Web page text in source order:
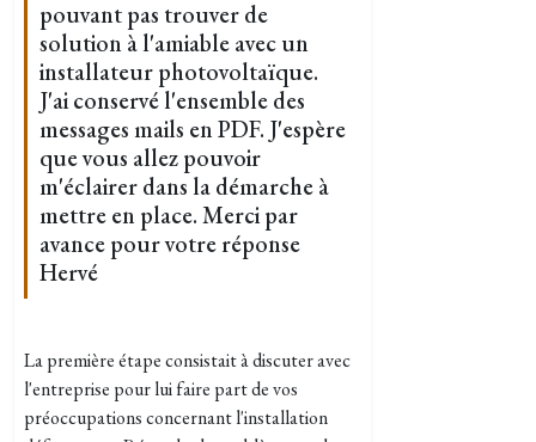
pouvant pas trouver de
solution à l'amiable avec un
installateur photovoltaïque.
J'ai conservé l'ensemble des
messages mails en PDF. J'espère
que vous allez pouvoir
m'éclairer dans la démarche à
mettre en place. Merci par
avance pour votre réponse
Hervé
La première étape consistait à discuter avec
l'entreprise pour lui faire part de vos
préoccupations concernant l'installation